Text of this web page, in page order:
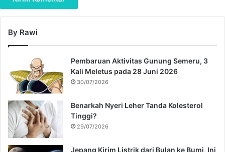
By Rawi
Pembaruan Aktivitas Gunung Semeru, 3
Kali Meletus pada 28 Juni 2026
30/07/2026
Benarkah Nyeri Leher Tanda Kolesterol
Tinggi?
29/07/2026
Jepang Kirim Listrik dari Bulan ke Bumi, Ini